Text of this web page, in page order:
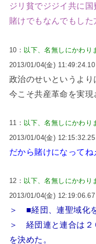
ジリ貧でジジイ共に
賭けでもなんでもし
10： 以下、名無しにかわり
2013/01/04(金)
政治のせいというより
今こそ共産革命を実
11： 以下、名無しにかわり
2013/01/04(金)
だから賭けになって
12： 以下、名無しにかわり
2013/01/04(金)
＞ ■経団、連聖域化
＞ 経団連と連合は２
を決めた。